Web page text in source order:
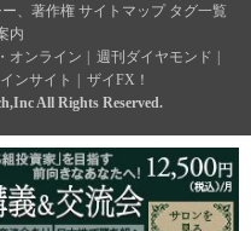
、著作権 サイトマップ タグ一覧
内
オンライン | 週刊ダイヤモンド |
ンサイト | ザイFX！
All Rights Reserved.